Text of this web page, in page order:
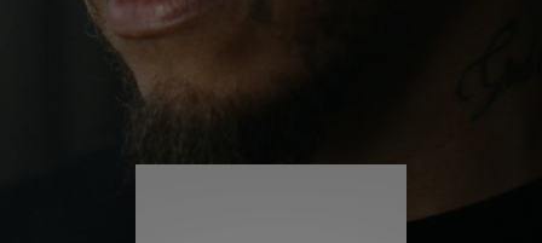
とつの傷は、彼が歩んできた軌跡、そして彼がそ
の旅を通して成し遂げた何かがあることを物語っ